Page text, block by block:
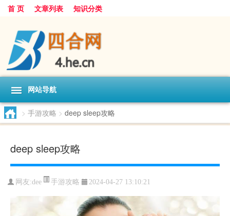
首 页 文章列表 知识分类
网站导航
> 手游攻略 > deep sleep攻略
deep sleep攻略
网友:dee 手游攻略 2024-04-27 13:10:21